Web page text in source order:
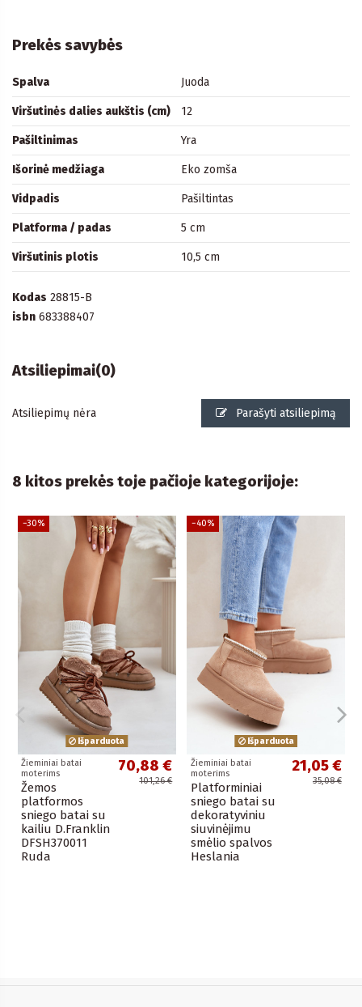
Prekės savybės
Spalva Juoda
Viršutinės dalies aukštis (cm) 12
Pašiltinimas Yra
Išorinė medžiaga Eko zomša
Vidpadis Pašiltintas
Platforma / padas 5 cm
Viršutinis plotis 10,5 cm
Kodas 28815-B
isbn 683388407
Atsiliepimai(0)
Atsiliepimų nėra Parašyti atsiliepimą
8 kitos prekės toje pačioje kategorijoje:
−30%
Išparduota
Žieminiai batai
moterims
Žemos
platformos
sniego batai su
kailiu D.Franklin
DFSH370011
Ruda
70,88 €
101,26 €
−40%
Išparduota
Žieminiai batai
moterims
Platforminiai
sniego batai su
dekoratyviniu
siuvinėjimu
smėlio spalvos
Heslania
21,05 €
35,08 €